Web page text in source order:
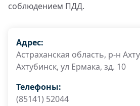
соблюдением ПДД.
Адрес:
Астраханская область, р-н
Ахтубинск, ул Ермака, зд. 10
Телефоны:
(85141) 52044